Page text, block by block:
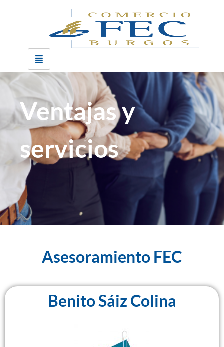
Ventajas y
servicios
Asesoramiento FEC
Benito Sáiz Colina